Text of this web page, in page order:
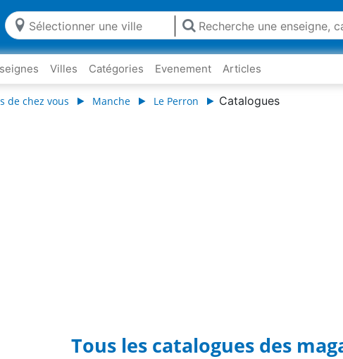
Villes Catégories Evenement Articles
de chez vous Manche Le Perron Catalogues
Tous les catalogues des